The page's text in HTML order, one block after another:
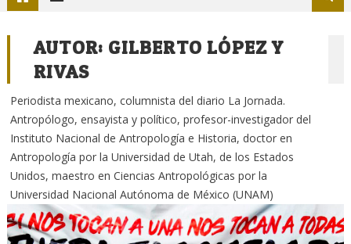
AUTOR: GILBERTO LÓPEZ Y
RIVAS
Periodista mexicano, columnista del diario La Jornada.
Antropólogo, ensayista y político, profesor-investigador del
Instituto Nacional de Antropología e Historia, doctor en
Antropología por la Universidad de Utah, de los Estados
Unidos, maestro en Ciencias Antropológicas por la
Universidad Nacional Autónoma de México (UNAM)